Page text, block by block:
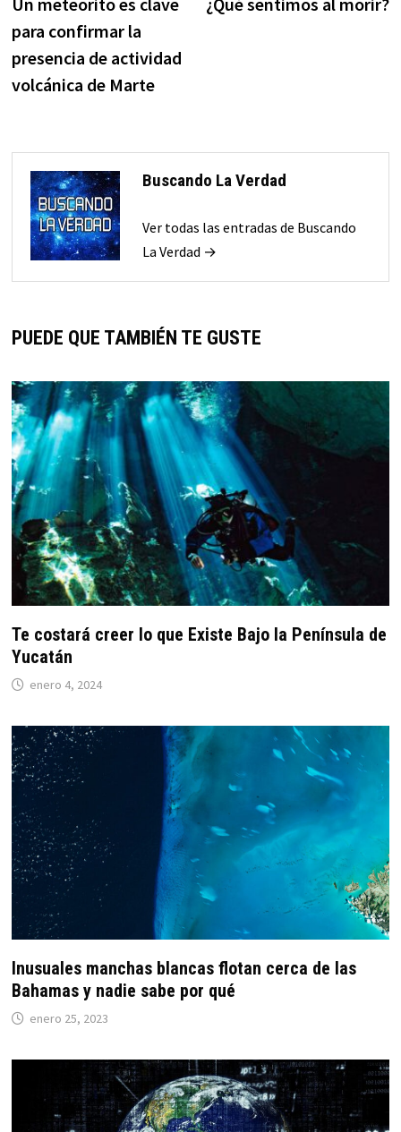
de
entradas
para confirmar la
presencia de actividad
volcánica de Marte
Buscando La Verdad
Ver todas las entradas de Buscando
La Verdad →
PUEDE QUE TAMBIÉN TE GUSTE
Te costará creer lo que Existe Bajo la Península de
Yucatán
enero 4, 2024
Inusuales manchas blancas flotan cerca de las
Bahamas y nadie sabe por qué
enero 25, 2023